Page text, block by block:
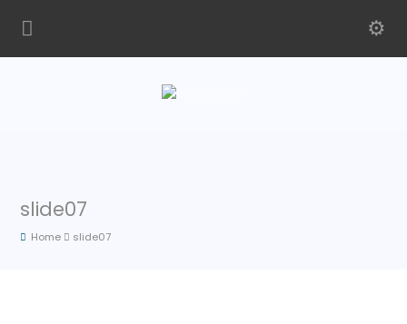
slide07
Home slide07